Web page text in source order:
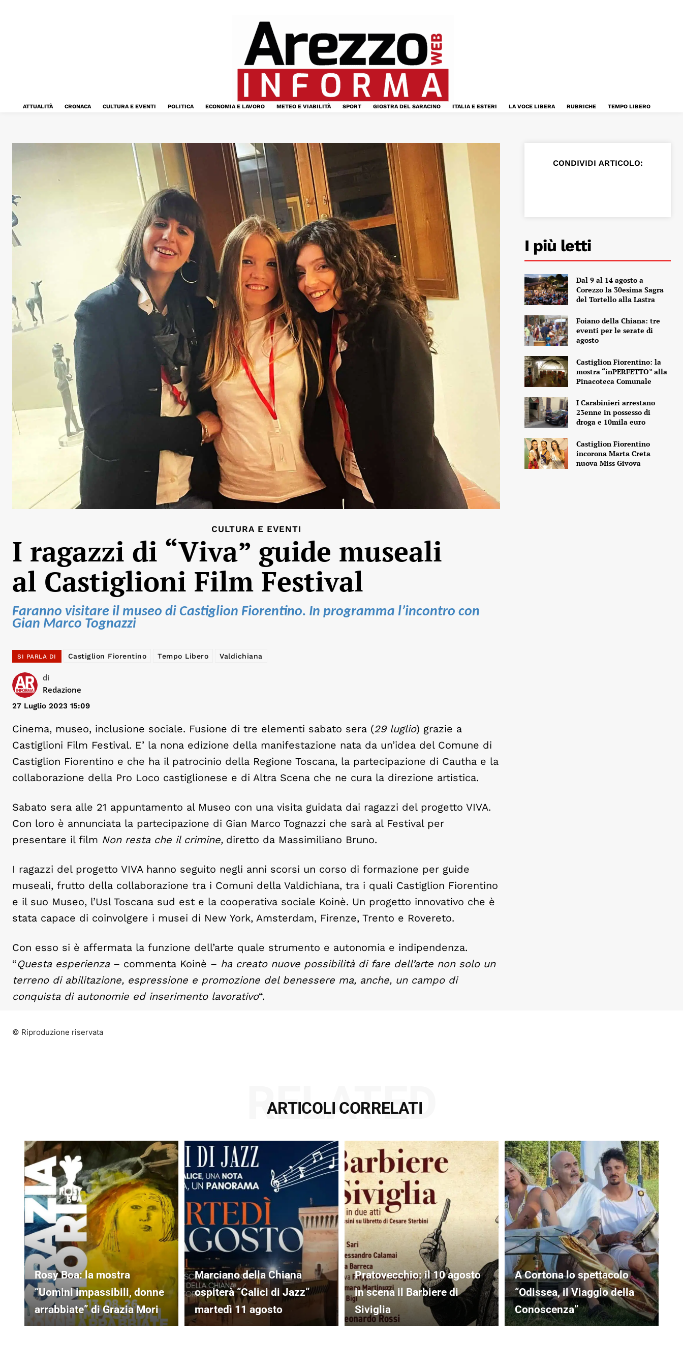
ATTUALITÀ CRONACA CULTURA E EVENTI POLITICA ECONOMIA E LAVORO METEO E VIABILITÀ SPORT GIOSTRA DEL SARACINO ITALIA E ESTERI LA VOCE LIBERA RUBRICHE TEMPO LIBERO
CULTURA E EVENTI
I ragazzi di “Viva” guide museali
al Castiglioni Film Festival
Faranno visitare il museo di Castiglion Fiorentino. In programma l’incontro con
Gian Marco Tognazzi
SI PARLA DI Castiglion Fiorentino Tempo Libero Valdichiana
di
Redazione
27 Luglio 2023 15:09
Cinema, museo, inclusione sociale. Fusione di tre elementi sabato sera (29 luglio) grazie a
Castiglioni Film Festival. E’ la nona edizione della manifestazione nata da un’idea del Comune di
Castiglion Fiorentino e che ha il patrocinio della Regione Toscana, la partecipazione di Cautha e la
collaborazione della Pro Loco castiglionese e di Altra Scena che ne cura la direzione artistica.
Sabato sera alle 21 appuntamento al Museo con una visita guidata dai ragazzi del progetto VIVA.
Con loro è annunciata la partecipazione di Gian Marco Tognazzi che sarà al Festival per
presentare il film Non resta che il crimine, diretto da Massimiliano Bruno.
I ragazzi del progetto VIVA hanno seguito negli anni scorsi un corso di formazione per guide
museali, frutto della collaborazione tra i Comuni della Valdichiana, tra i quali Castiglion Fiorentino
e il suo Museo, l’Usl Toscana sud est e la cooperativa sociale Koinè. Un progetto innovativo che è
stata capace di coinvolgere i musei di New York, Amsterdam, Firenze, Trento e Rovereto.
Con esso si è affermata la funzione dell’arte quale strumento e autonomia e indipendenza.
“Questa esperienza – commenta Koinè – ha creato nuove possibilità di fare dell’arte non solo un
terreno di abilitazione, espressione e promozione del benessere ma, anche, un campo di
conquista di autonomie ed inserimento lavorativo“.
© Riproduzione riservata
CONDIVIDI ARTICOLO:
I più letti
Dal 9 al 14 agosto a
Corezzo la 30esima Sagra
del Tortello alla Lastra
Foiano della Chiana: tre
eventi per le serate di
agosto
Castiglion Fiorentino: la
mostra “inPERFETTO” alla
Pinacoteca Comunale
I Carabinieri arrestano
23enne in possesso di
droga e 10mila euro
Castiglion Fiorentino
incorona Marta Creta
nuova Miss Givova
ARTICOLI CORRELATI
RELATED
Rosy Boa: la mostra
“Uomini impassibili, donne
arrabbiate” di Grazia Mori
Marciano della Chiana
ospiterà “Calici di Jazz”
martedì 11 agosto
Pratovecchio: il 10 agosto
in scena il Barbiere di
Siviglia
A Cortona lo spettacolo
“Odissea, il Viaggio della
Conoscenza”